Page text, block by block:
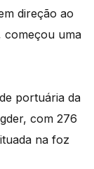
direção ao
começou uma
portuária da
com 276
na foz